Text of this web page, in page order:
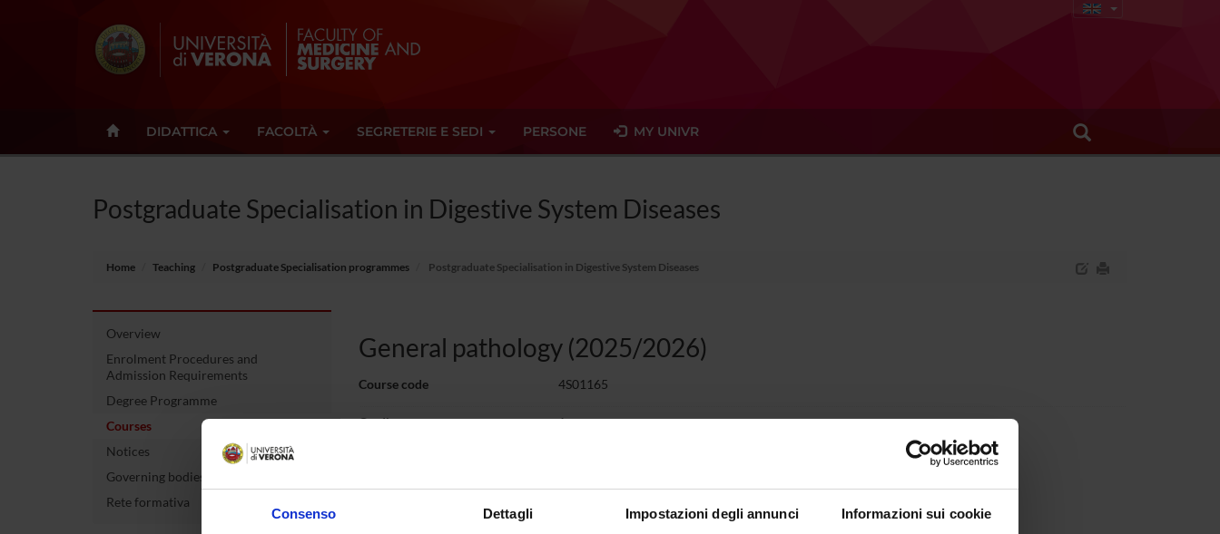
Consenso Dettagli Impostazioni degli annunci Informazioni sui cookie
DIDATTICA FACOLTÀ SEGRETERIE E SEDI PERSONE MY UNIVR
Postgraduate Specialisation in Digestive System Diseases
Home Teaching Postgraduate Specialisation programmes Postgraduate Specialisation in Digestive System Diseases
Overview
Enrolment Procedures and
Admission Requirements
Degree Programme
Courses
Notices
Governing bodies
Rete formativa
General pathology (2025/2026)
Course code 4S01165
Credits 1
(2025/2026) - Postgraduate Specialisation in Internal Medicine